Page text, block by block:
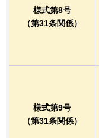
様式第8号
（第31条関係）
様式第9号
（第31条関係）